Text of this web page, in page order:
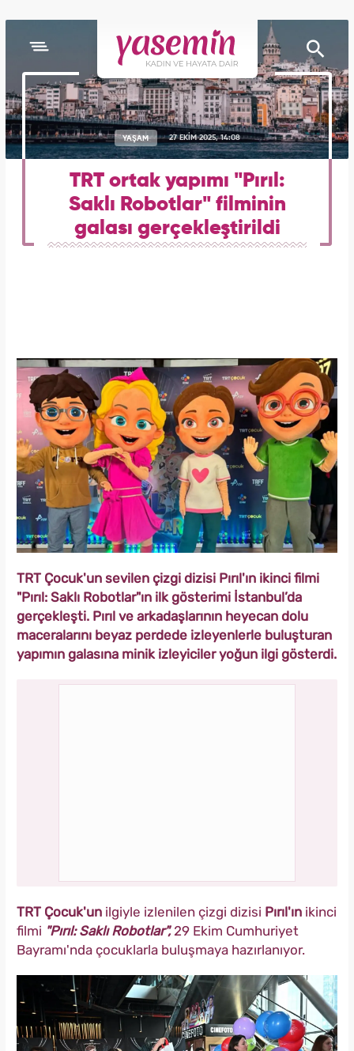
YAŞAM 27 EKİM 2025, 14:08
TRT ortak yapımı "Pırıl:
Saklı Robotlar" filminin
galası gerçekleştirildi
TRT Çocuk'un sevilen çizgi dizisi Pırıl'ın ikinci filmi
"Pırıl: Saklı Robotlar"ın ilk gösterimi İstanbul’da
gerçekleşti. Pırıl ve arkadaşlarının heyecan dolu
maceralarını beyaz perdede izleyenlerle buluşturan
yapımın galasına minik izleyiciler yoğun ilgi gösterdi.
TRT Çocuk'un ilgiyle izlenilen çizgi dizisi Pırıl'ın ikinci
filmi "Pırıl: Saklı Robotlar",29 Ekim Cumhuriyet
Bayramı'nda çocuklarla buluşmaya hazırlanıyor.